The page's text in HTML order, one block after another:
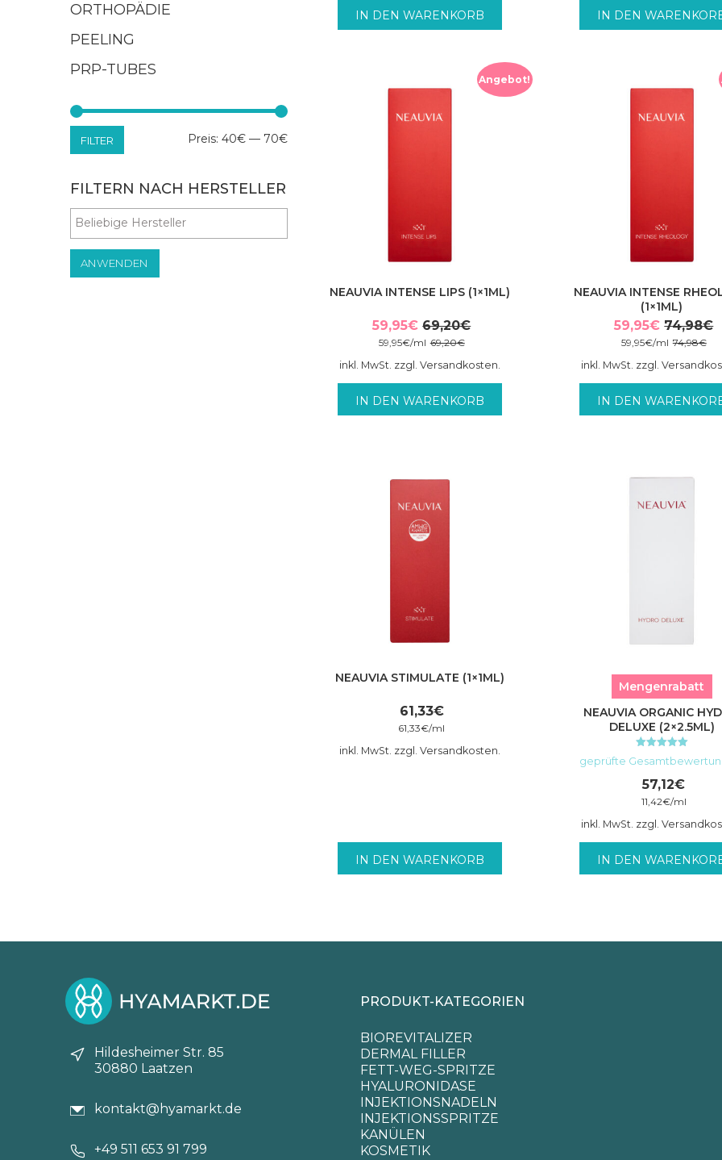
ORTHOPÄDIE
PEELING
PRP-TUBES
Min.
Max.
FILTER Preis: 40€ — 70€
FILTERN NACH HERSTELLER
ANWENDEN
IN DEN WARENKORB IN DEN
Angebot!
NEAUVIA INTENSE LIPS (1×1ML)
69,20€
Ursprünglicher
war:
59,95€
Aktueller
ist:
69,20€
59,95€/ml
inkl. MwSt. zzgl. Versandkosten.
IN DEN WARENKORB
NEAUVIA INTENSE
(1×1ML)
74,98€
war:
59,95€
Aktueller
ist:
74,98€
59,95€/ml
inkl. MwSt. zzgl.
IN DEN
NEAUVIA STIMULATE (1×1ML)
61,33€
61,33€/ml
inkl. MwSt. zzgl. Versandkosten.
IN DEN WARENKORB
Mengenrabatt
NEAUVIA ORGANIC
DELUXE (2×2.5ML)
Bewertet mit
5.00
geprüfte
57,12€
11,42€/ml
inkl. MwSt. zzgl.
IN DEN
Hildesheimer Str. 85
30880 Laatzen
kontakt@hyamarkt.de
+49 511 653 91 799
PRODUKT-KATEGORIEN
BIOREVITALIZER
DERMAL FILLER
FETT-WEG-SPRITZE
HYALURONIDASE
INJEKTIONSNADELN
INJEKTIONSSPRITZE
KANÜLEN
KOSMETIK